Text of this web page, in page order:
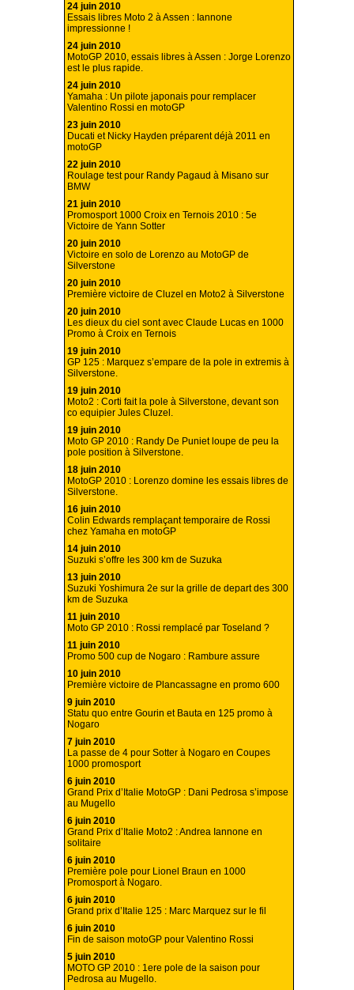
24 juin 2010
Essais libres Moto 2 à Assen : Iannone
impressionne !
24 juin 2010
MotoGP 2010, essais libres à Assen : Jorge Lorenzo
est le plus rapide.
24 juin 2010
Yamaha : Un pilote japonais pour remplacer
Valentino Rossi en motoGP
23 juin 2010
Ducati et Nicky Hayden préparent déjà 2011 en
motoGP
22 juin 2010
Roulage test pour Randy Pagaud à Misano sur
BMW
21 juin 2010
Promosport 1000 Croix en Ternois 2010 : 5e
Victoire de Yann Sotter
20 juin 2010
Victoire en solo de Lorenzo au MotoGP de
Silverstone
20 juin 2010
Première victoire de Cluzel en Moto2 à Silverstone
20 juin 2010
Les dieux du ciel sont avec Claude Lucas en 1000
Promo à Croix en Ternois
19 juin 2010
GP 125 : Marquez s’empare de la pole in extremis à
Silverstone.
19 juin 2010
Moto2 : Corti fait la pole à Silverstone, devant son
co equipier Jules Cluzel.
19 juin 2010
Moto GP 2010 : Randy De Puniet loupe de peu la
pole position à Silverstone.
18 juin 2010
MotoGP 2010 : Lorenzo domine les essais libres de
Silverstone.
16 juin 2010
Colin Edwards remplaçant temporaire de Rossi
chez Yamaha en motoGP
14 juin 2010
Suzuki s’offre les 300 km de Suzuka
13 juin 2010
Suzuki Yoshimura 2e sur la grille de depart des 300
km de Suzuka
11 juin 2010
Moto GP 2010 : Rossi remplacé par Toseland ?
11 juin 2010
Promo 500 cup de Nogaro : Rambure assure
10 juin 2010
Première victoire de Plancassagne en promo 600
9 juin 2010
Statu quo entre Gourin et Bauta en 125 promo à
Nogaro
7 juin 2010
La passe de 4 pour Sotter à Nogaro en Coupes
1000 promosport
6 juin 2010
Grand Prix d’Italie MotoGP : Dani Pedrosa s’impose
au Mugello
6 juin 2010
Grand Prix d’Italie Moto2 : Andrea Iannone en
solitaire
6 juin 2010
Première pole pour Lionel Braun en 1000
Promosport à Nogaro.
6 juin 2010
Grand prix d’Italie 125 : Marc Marquez sur le fil
6 juin 2010
Fin de saison motoGP pour Valentino Rossi
5 juin 2010
MOTO GP 2010 : 1ere pole de la saison pour
Pedrosa au Mugello.